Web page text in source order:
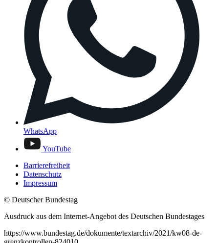
WhatsApp
YouTube
Barrierefreiheit
Datenschutz
Impressum
© Deutscher Bundestag
Ausdruck aus dem Internet-Angebot des Deutschen Bundestages
https://www.bundestag.de/dokumente/textarchiv/2021/kw08-de-